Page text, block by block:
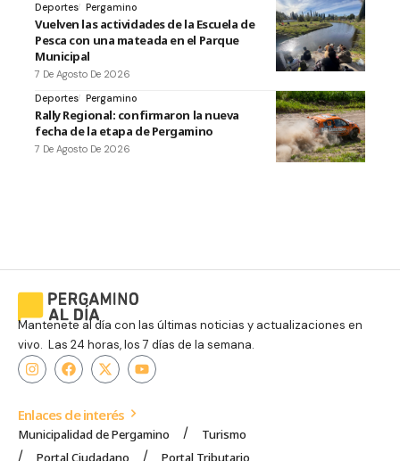
Deportes Pergamino
Vuelven las actividades de la Escuela de
Pesca con una mateada en el Parque
Municipal
7 De Agosto De 2026
Deportes Pergamino
Rally Regional: confirmaron la nueva
fecha de la etapa de Pergamino
7 De Agosto De 2026
Mantenete al día con las últimas noticias y actualizaciones en
vivo. Las 24 horas, los 7 días de la semana.
Enlaces de interés
Municipalidad de Pergamino
Turismo
Portal Ciudadano
Portal Tributario